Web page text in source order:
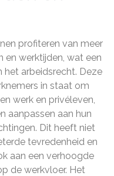
profiteren van meer
en werktijden, wat een
het arbeidsrecht. Deze
in staat om
werk en privéleven,
aanpassen aan hun
Dit heeft niet
tevredenheid en
aan een verhoogde
de werkvloer. Het